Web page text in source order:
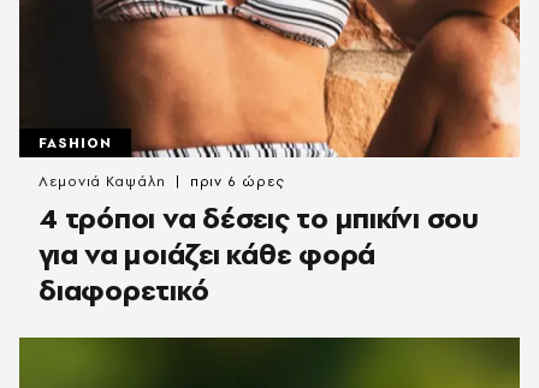
FASHION
4 τρόποι να δέσεις το μπικίνι σου
για να μοιάζει κάθε φορά
διαφορετικό
Λεμονιά Καψάλη πριν 6 ώρες